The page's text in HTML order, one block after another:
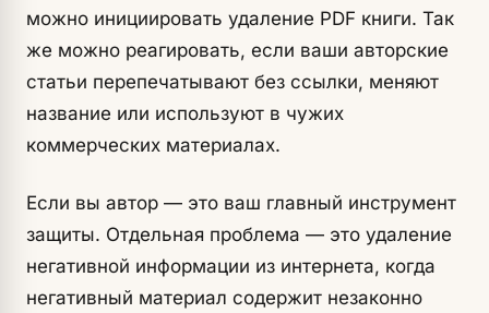
можно инициировать удаление PDF книги. Так
же можно реагировать, если ваши авторские
статьи перепечатывают без ссылки, меняют
название или используют в чужих
коммерческих материалах.
Если вы автор — это ваш главный инструмент
защиты. Отдельная проблема — это удаление
негативной информации из интернета, когда
негативный материал содержит незаконно